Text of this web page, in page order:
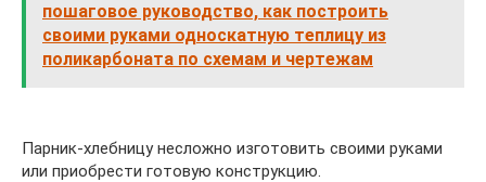
пошаговое руководство, как построить
своими руками односкатную теплицу из
поликарбоната по схемам и чертежам
Парник-хлебницу несложно изготовить своими руками
или приобрести готовую конструкцию.